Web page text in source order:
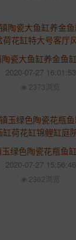
2020-07-27 16:01:53
2373浏览
2020-07-27 15:56:46
2362浏览